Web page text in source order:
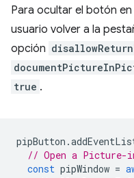
Para ocultar el botón
usuario volver a la
opción
true .
pipButton .
// Open a Picture-
const pipWindow =